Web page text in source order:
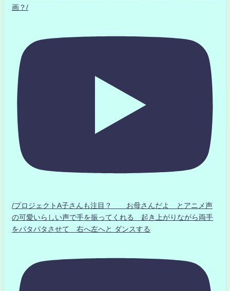
画？/
/プロジェクトA子さんも注目？ お母さんだよ とアニメ声
の可愛いらしい声で手を振ってくれる 起き上がりながら両手
をパタパタさせて 右へ左へと ダンスする